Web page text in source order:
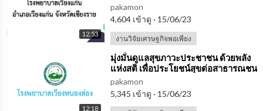
12:53
pakamon
4,604 เข้าดู · 15/06/23
งานวิจัยเศรษฐกิจพอเพียง
12:18
⁣มุ่งมั่นดูแลสุขภาวะประชาชน ด้วยพลัง
แห่งสติ เพื่อประโยชน์สุขต่อสาธารณชน
pakamon
5,345 เข้าดู · 15/06/23